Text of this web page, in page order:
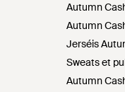
Autumn
Autumn
Jerséis
Sweats et
Autumn